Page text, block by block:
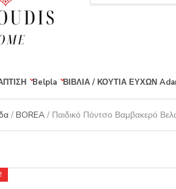
a
y
n
a
m
Belpla ΒΙΒΛΙΑ / ΚΟΥΤΙΑ ΕΥΧΩΝ
/ BOREA / Παιδικό Πόντσο Βαμβακερό